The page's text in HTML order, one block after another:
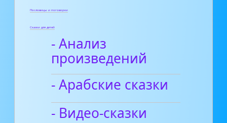
Пословицы и поговорки
Сказки для детей
- Анализ
произведений
- Арабские сказки
- Видео-сказки